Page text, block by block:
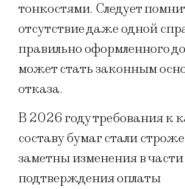
тонкостями. Следует
отсутствие даже одной
правильно оформленного
может стать законным
отказа.
В 2026 году требования к
составу бумаг стали
заметны изменения в части
подтверждения оплаты